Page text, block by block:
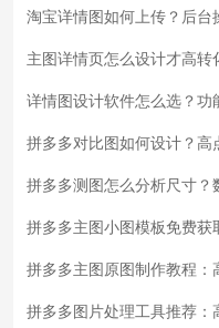
淘宝详情图如何上传？后
主图详情页怎么设计才高
详情图设计软件怎么选？功
拼多多对比图如何设计？
拼多多测图怎么分析尺寸
拼多多主图小图模板免费获
拼多多主图原图制作教程
拼多多图片处理工具推荐：